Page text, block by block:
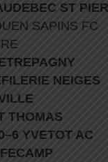
ST
SAPINS FC
NEIGES
THOMAS
YVETOT AC